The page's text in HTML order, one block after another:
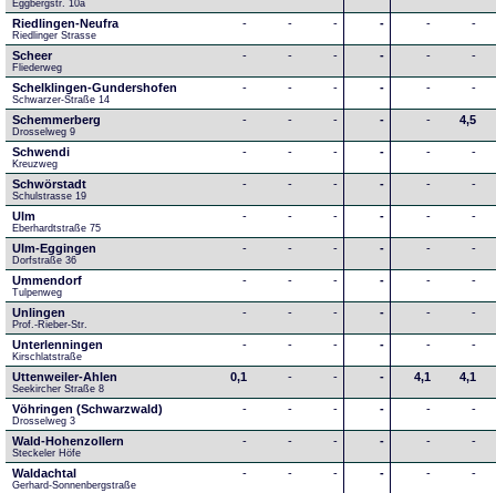
Eggbergstr. 10a
Riedlingen-Neufra
Riedlinger Strasse
- - - - - -
Scheer
Fliederweg
- - - - - -
Schelklingen-Gundershofen
Schwarzer-Straße 14
- - - - - -
Schemmerberg
Drosselweg 9
- - - - - 4,5
Schwendi
Kreuzweg
- - - - - -
Schwörstadt
Schulstrasse 19
- - - - - -
Ulm
Eberhardtstraße 75
- - - - - -
Ulm-Eggingen
Dorfstraße 36
- - - - - -
Ummendorf
Tulpenweg
- - - - - -
Unlingen
Prof.-Rieber-Str.
- - - - - -
Unterlenningen
Kirschlatstraße
- - - - - -
Uttenweiler-Ahlen
Seekircher Straße 8
0,1 - - - 4,1 4,1
Vöhringen (Schwarzwald)
Drosselweg 3
- - - - - -
Wald-Hohenzollern
Steckeler Höfe
- - - - - -
Waldachtal
Gerhard-Sonnenbergstraße
- - - - - -